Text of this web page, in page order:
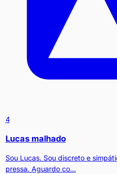
4
Lucas malhado
Sou Lucas. Sou discreto e
pressa. Aguardo co...